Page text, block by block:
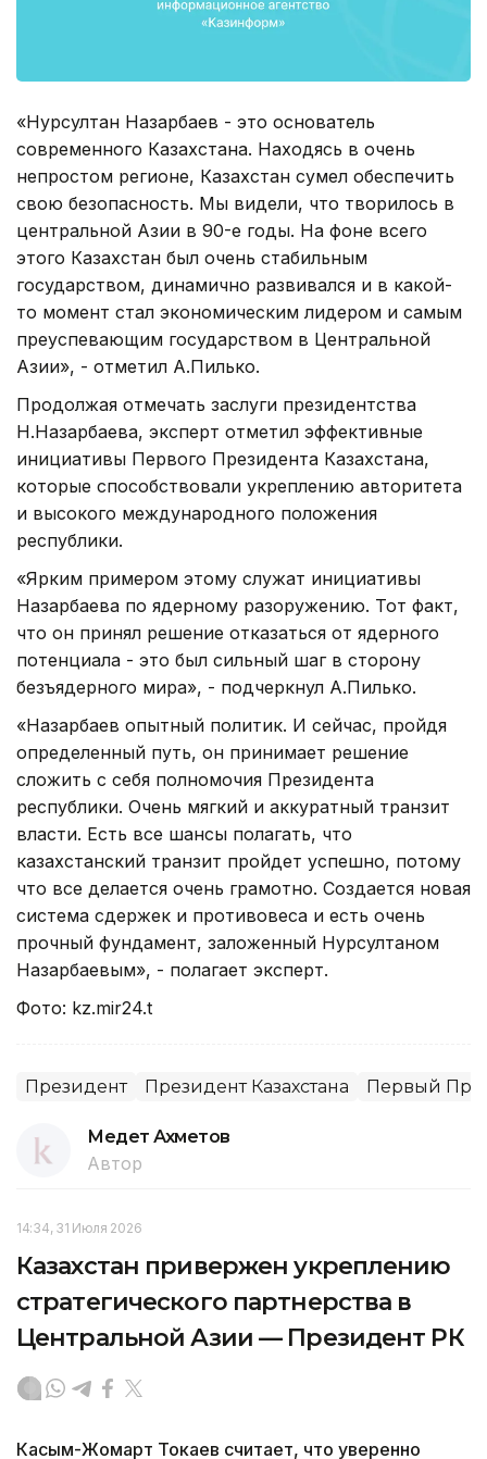
«Нурсултан Назарбаев - это основатель
современного Казахстана. Находясь в очень
непростом регионе, Казахстан сумел обеспечить
свою безопасность. Мы видели, что творилось в
центральной Азии в 90-е годы. На фоне всего
этого Казахстан был очень стабильным
государством, динамично развивался и в какой-
то момент стал экономическим лидером и самым
преуспевающим государством в Центральной
Азии», - отметил А.Пилько.
Продолжая отмечать заслуги президентства
Н.Назарбаева, эксперт отметил эффективные
инициативы Первого Президента Казахстана,
которые способствовали укреплению авторитета
и высокого международного положения
республики.
«Ярким примером этому служат инициативы
Назарбаева по ядерному разоружению. Тот факт,
что он принял решение отказаться от ядерного
потенциала - это был сильный шаг в сторону
безъядерного мира», - подчеркнул А.Пилько.
«Назарбаев опытный политик. И сейчас, пройдя
определенный путь, он принимает решение
сложить с себя полномочия Президента
республики. Очень мягкий и аккуратный транзит
власти. Есть все шансы полагать, что
казахстанский транзит пройдет успешно, потому
что все делается очень грамотно. Создается новая
система сдержек и противовеса и есть очень
прочный фундамент, заложенный Нурсултаном
Назарбаевым», - полагает эксперт.
Фото: kz.mir24.t
Президент Президент Казахстана Первый
Медет Ахметов
Автор
14:34, 31 Июля 2026
Казахстан привержен укреплению
стратегического партнерства в
Центральной Азии — Президент РК
Касым-Жомарт Токаев считает, что уверенно